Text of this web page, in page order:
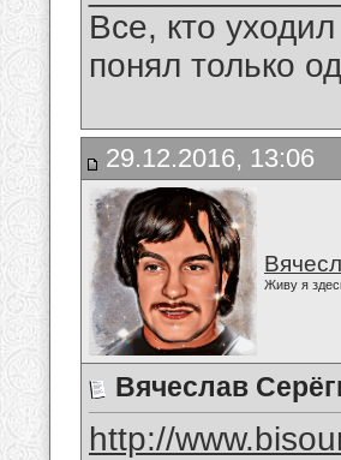
Все, кто
понял только
29.12.2016, 13:06
Живу я
Вячеслав
http://